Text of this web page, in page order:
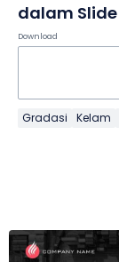
dalam Slide
Download
Gradasi Kelam